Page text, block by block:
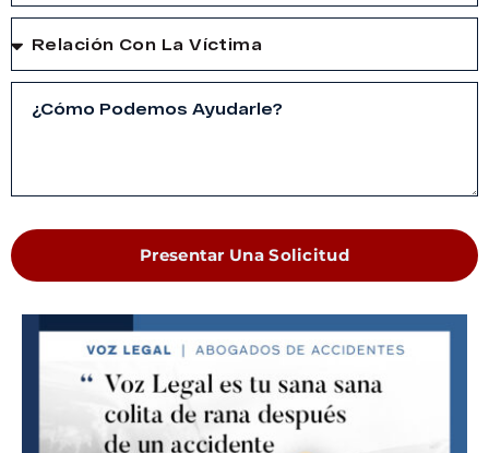
Presentar Una Solicitud